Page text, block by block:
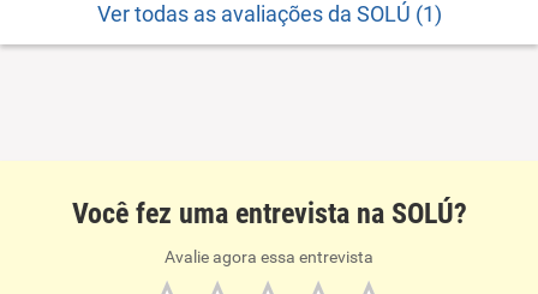
Ver todas as avaliações da SOLÚ (1)
Você fez uma entrevista na SOLÚ?
Avalie agora essa entrevista